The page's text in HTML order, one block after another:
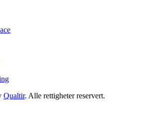
Qualtir. Alle rettigheter reservert.